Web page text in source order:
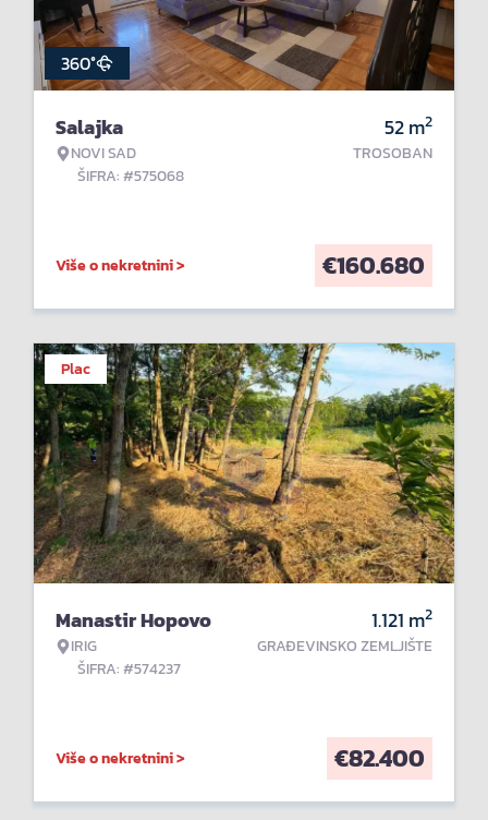
360°
Salajka
NOVI SAD
ŠIFRA: #575068
52m2
TROSOBAN
Više o nekretnini > €160.680
Plac
Manastir Hopovo
IRIG
ŠIFRA: #574237
1.121 m2
GRAĐEVINSKO ZEMLJIŠTE
Više o nekretnini > €82.400